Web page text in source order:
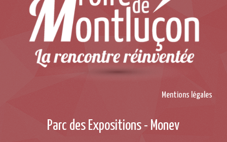
Mentions légales
Parc des Expositions - Monev